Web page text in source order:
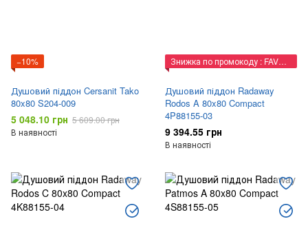
−10%
Душовий піддон Cersanit Tako
80x80 S204-009
5 048.10 грн 5 609.00 грн
В наявності
Знижка по промокоду : FAVORIT
Душовий піддон Radaway
Rodos A 80x80 Compact
4P88155-03
9 394.55 грн
В наявності